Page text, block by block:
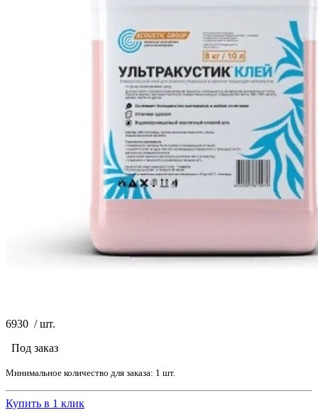
6930 /шт.
Под заказ
Минимальное количество для заказа: 1 шт.
Купить в 1 клик